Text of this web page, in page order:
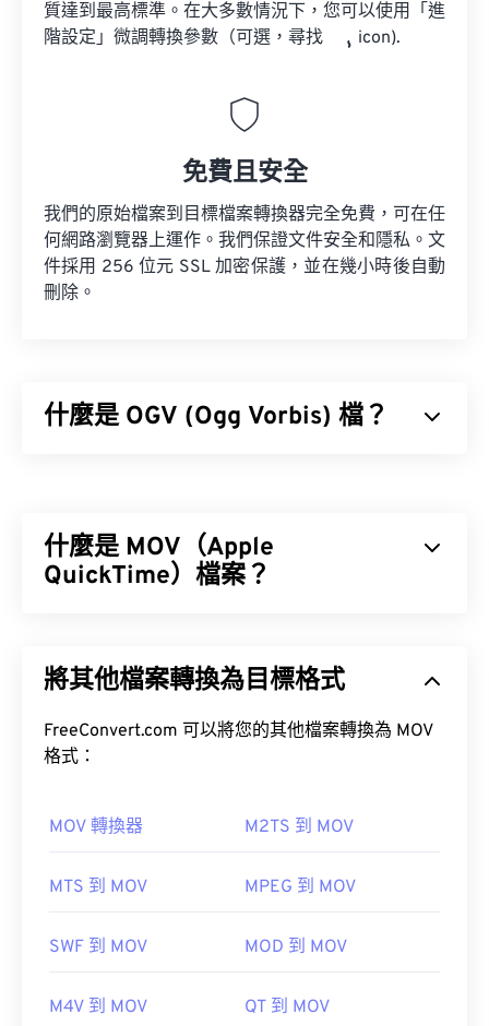
質達到最高標準。在大多數情況下，您可以使用「進
階設定」微調轉換參數（可選，尋找
icon).
免費且安全
我們的原始檔案到目標檔案轉換器完全免費，可在任
何網路瀏覽器上運作。我們保證文件安全和隱私。文
件採用 256 位元 SSL 加密保護，並在幾小時後自動
刪除。
什麼是 OGV (Ogg Vorbis) 檔？
開發，旨在與已獲專利的編解碼器 競爭。 OGV 可時
分複用 (TDM)音訊、視訊、文字（字幕）和元資
VLC 媒體播放器 是開啟 OGV 檔案的最佳選擇。
Winamp Elmedia
Player
什麼是 MOV（Apple
QuickTime）檔案？
件。它以方便用戶將多媒體檔案保存到設備上而聞
將其他檔案轉換為目標格式
FreeConvert.com 可以將您的其他檔案轉換為 MOV
格式：
MOV 轉換器 M2TS 到 MOV
MTS 到 MOV MPEG 到 MOV
SWF 到 MOV MOD 到 MOV
M4V 到 MOV QT 到 MOV